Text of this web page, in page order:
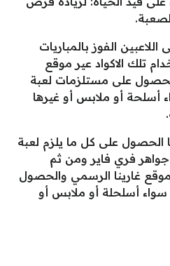
الفوز بالمباريات
تلك الاكواد عير موقع
على مستلزمات لعبة
أسلحة أو ملابس أو غيرها
على كل ما يلزم لعبة
فري فاير ومن ثم
غارينا الرسمي والحصول
أسلحلة أو ملابس أو